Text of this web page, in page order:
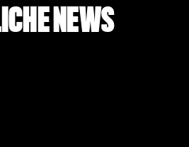
NEWS